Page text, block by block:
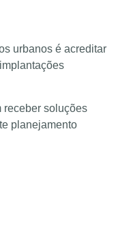
urbanos é acreditar
receber soluções
planejamento